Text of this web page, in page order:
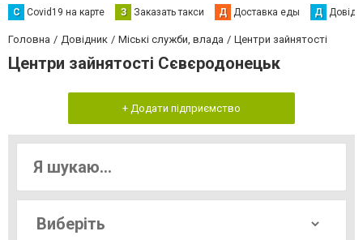
С Сovid19 на карте З Заказать такси Д Доставка еды Д
Головна Довідник Міські служби, влада Центри зайнятості
Центри зайнятості Сєвєродонецьк
+ Додати підприємство